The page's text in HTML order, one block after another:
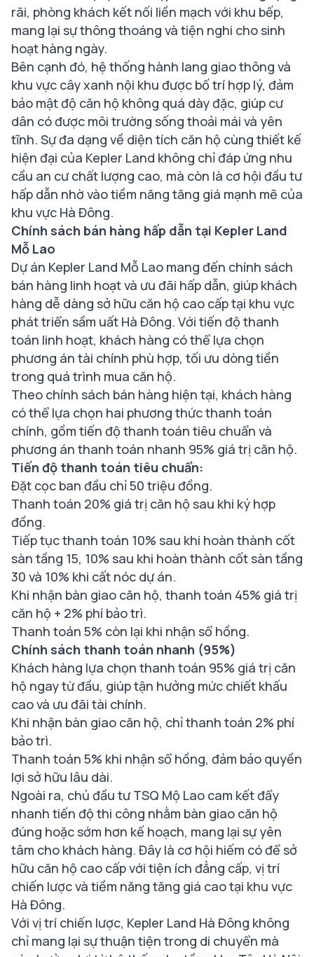
rãi, phòng khách kết nối liền mạch với khu bếp,
mang lại sự thông thoáng và tiện nghi cho sinh
hoạt hàng ngày.
Bên cạnh đó, hệ thống hành lang giao thông và
khu vực cây xanh nội khu được bố trí hợp lý, đảm
bảo mật độ căn hộ không quá dày đặc, giúp cư
dân có được môi trường sống thoải mái và yên
tĩnh. Sự đa dạng về diện tích căn hộ cùng thiết kế
hiện đại của Kepler Land không chỉ đáp ứng nhu
cầu an cư chất lượng cao, mà còn là cơ hội đầu tư
hấp dẫn nhờ vào tiềm năng tăng giá mạnh mẽ của
khu vực Hà Đông.
Chính sách bán hàng hấp dẫn tại Kepler Land
Mỗ Lao
Dự án Kepler Land Mỗ Lao mang đến chính sách
bán hàng linh hoạt và ưu đãi hấp dẫn, giúp khách
hàng dễ dàng sở hữu căn hộ cao cấp tại khu vực
phát triển sầm uất Hà Đông. Với tiến độ thanh
toán linh hoạt, khách hàng có thể lựa chọn
phương án tài chính phù hợp, tối ưu dòng tiền
trong quá trình mua căn hộ.
Theo chính sách bán hàng hiện tại, khách hàng
có thể lựa chọn hai phương thức thanh toán
chính, gồm tiến độ thanh toán tiêu chuẩn và
phương án thanh toán nhanh 95% giá trị căn hộ.
Tiến độ thanh toán tiêu chuẩn:
Đặt cọc ban đầu chỉ 50 triệu đồng.
Thanh toán 20% giá trị căn hộ sau khi ký hợp
đồng.
Tiếp tục thanh toán 10% sau khi hoàn thành cốt
sàn tầng 15, 10% sau khi hoàn thành cốt sàn tầng
30 và 10% khi cất nóc dự án.
Khi nhận bàn giao căn hộ, thanh toán 45% giá trị
căn hộ + 2% phí bảo trì.
Thanh toán 5% còn lại khi nhận sổ hồng.
Chính sách thanh toán nhanh (95%)
Khách hàng lựa chọn thanh toán 95% giá trị căn
hộ ngay từ đầu, giúp tận hưởng mức chiết khấu
cao và ưu đãi tài chính.
Khi nhận bàn giao căn hộ, chỉ thanh toán 2% phí
bảo trì.
Thanh toán 5% khi nhận sổ hồng, đảm bảo quyền
lợi sở hữu lâu dài.
Ngoài ra, chủ đầu tư TSQ Mộ Lao cam kết đẩy
nhanh tiến độ thi công nhằm bàn giao căn hộ
đúng hoặc sớm hơn kế hoạch, mang lại sự yên
tâm cho khách hàng. Đây là cơ hội hiếm có để sở
hữu căn hộ cao cấp với tiện ích đẳng cấp, vị trí
chiến lược và tiềm năng tăng giá cao tại khu vực
Hà Đông.
Với vị trí chiến lược, Kepler Land Hà Đông không
chỉ mang lại sự thuận tiện trong di chuyển mà